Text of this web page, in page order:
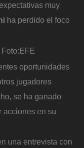
muy
ha perdido el foco
Foto:EFE
oportunidades
jugadores
se ha ganado
acciones en su
una entrevista con